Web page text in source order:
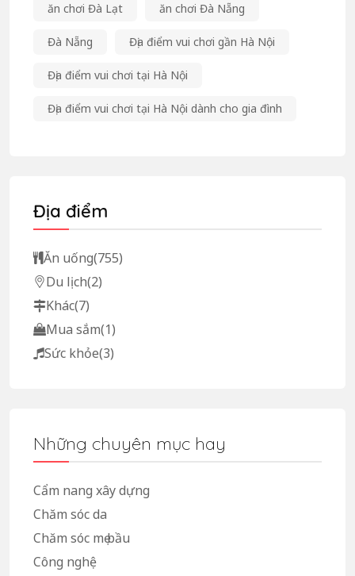
ăn chơi Đà Lạt ăn chơi Đà Nẵng
Đà Nẵng Địa điểm vui chơi gần Hà Nội
Địa điểm vui chơi tại Hà Nội
Địa điểm vui chơi tại Hà Nội dành cho gia đình
Địa điểm
Ăn uống(755)
Du lịch(2)
Khác(7)
Mua sắm(1)
Sức khỏe(3)
Những chuyên mục hay
Cẩm nang xây dựng
Chăm sóc da
Chăm sóc mẹ bầu
Công nghệ